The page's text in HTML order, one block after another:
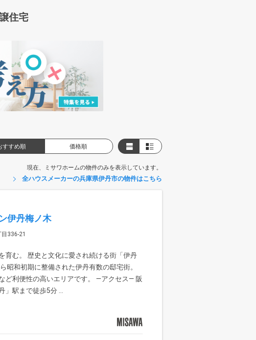
住宅
すすめ順 価格順
現在、ミサワホームの物件のみを表示しています。
全ハウスメーカーの兵庫県伊丹市の物件はこちら
伊丹梅ノ木
336-21
育む。 歴史と文化に愛され続ける街「伊丹
昭和初期に整備された伊丹有数の邸宅街。
ど利便性の高いエリアです。 —アクセス— 阪
駅まで徒歩5分 ...